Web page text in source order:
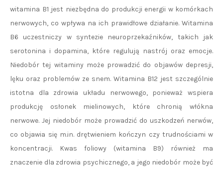
witamina B1 jest niezbędna do produkcji energii w komórkach
nerwowych, co wpływa na ich prawidłowe działanie. Witamina
B6 uczestniczy w syntezie neuroprzekaźników, takich jak
serotonina i dopamina, które regulują nastrój oraz emocje.
Niedobór tej witaminy może prowadzić do objawów depresji,
lęku oraz problemów ze snem. Witamina B12 jest szczególnie
istotna dla zdrowia układu nerwowego, ponieważ wspiera
produkcję osłonek mielinowych, które chronią włókna
nerwowe. Jej niedobór może prowadzić do uszkodzeń nerwów,
co objawia się m.in. drętwieniem kończyn czy trudnościami w
koncentracji. Kwas foliowy (witamina B9) również ma
znaczenie dla zdrowia psychicznego, a jego niedobór może być